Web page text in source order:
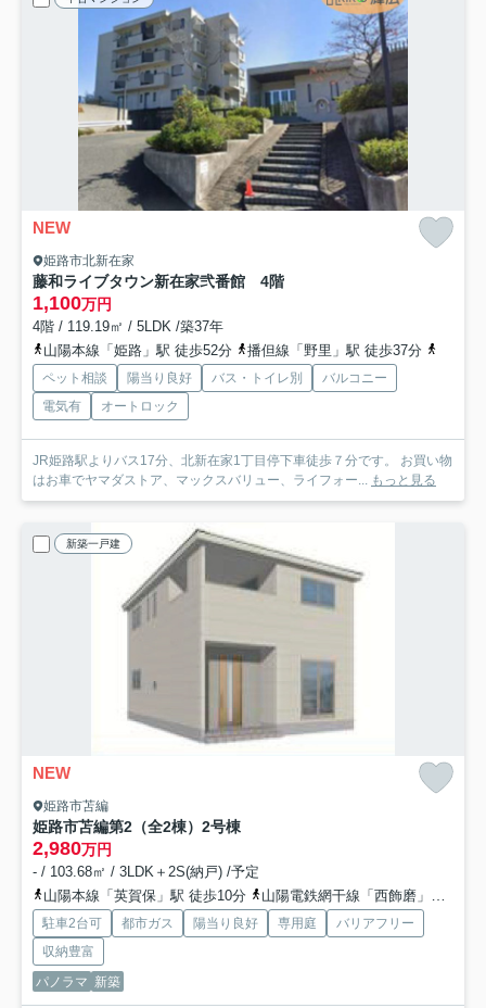
NEW
姫路市北新在家
藤和ライブタウン新在家弐番館 4階
1,100万円
4階 / 119.19㎡ / 5LDK /築37年
山陽本線「姫路」駅 徒歩52分
播但線「野里」駅 徒歩37分
ペット相談 陽当り良好 バス・トイレ別
バルコニー
電気有
オートロック
JR姫路駅よりバス17分、北新在家1丁目停下車徒歩７分です。 お買い物
はお車でヤマダストア、マックスバリュー、ライフォー...
もっと見る
新築一戸建
NEW
姫路市苫編
姫路市苫編第2（全2棟）2号棟
2,980万円
- / 103.68㎡ / 3LDK＋2S(納戸) /予定
山陽本線「英賀保」駅 徒歩10分
山陽電鉄網干線「西飾磨」駅 徒歩27分
駐車2台可 都市ガス 陽当り良好 専用庭
バリアフリー
収納豊富
パノラマ 新築